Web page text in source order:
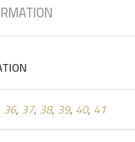
36, 37, 38, 39, 40, 41